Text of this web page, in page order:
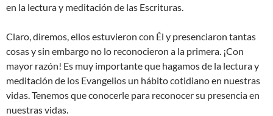
en la lectura y meditación de las Escrituras.
Claro, diremos, ellos estuvieron con Él y presenciaron tantas
cosas y sin embargo no lo reconocieron a la primera. ¡Con
mayor razón! Es muy importante que hagamos de la lectura y
meditación de los Evangelios un hábito cotidiano en nuestras
vidas. Tenemos que conocerle para reconocer su presencia en
nuestras vidas.